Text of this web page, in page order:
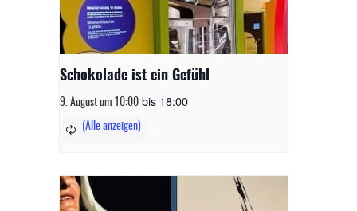
Schokolade ist ein Gefühl
9. August um 10:00 bis 18:00